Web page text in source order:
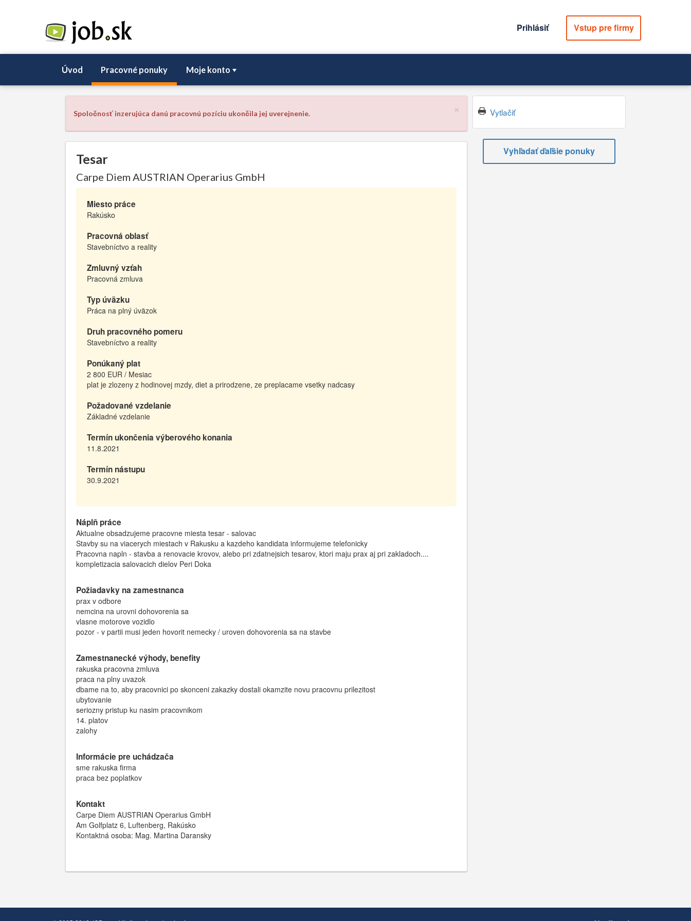
Prihlásiť Vstup pre firmy
Úvod Pracovné ponuky Moje konto
×
Spoločnosť inzerujúca danú pracovnú pozíciu ukončila jej uverejnenie.
Tesar
Carpe Diem AUSTRIAN Operarius GmbH
Miesto práce
Rakúsko
Pracovná oblasť
Stavebníctvo a reality
Zmluvný vzťah
Pracovná zmluva
Typ úväzku
Práca na plný úväzok
Druh pracovného pomeru
Stavebníctvo a reality
Ponúkaný plat
2 800 EUR / Mesiac
plat je zlozeny z hodinovej mzdy, diet a prirodzene, ze preplacame vsetky nadcasy
Požadované vzdelanie
Základné vzdelanie
Termín ukončenia výberového konania
11.8.2021
Termín nástupu
30.9.2021
Náplň práce
Aktualne obsadzujeme pracovne miesta tesar - salovac
Stavby su na viacerych miestach v Rakusku a kazdeho kandidata informujeme telefonicky
Pracovna napln - stavba a renovacie krovov, alebo pri zdatnejsich tesarov, ktori maju prax aj pri zakladoch....
kompletizacia salovacich dielov Peri Doka
Požiadavky na zamestnanca
prax v odbore
nemcina na urovni dohovorenia sa
vlasne motorove vozidlo
pozor - v partii musi jeden hovorit nemecky / uroven dohovorenia sa na stavbe
Zamestnanecké výhody, benefity
rakuska pracovna zmluva
praca na plny uvazok
dbame na to, aby pracovnici po skonceni zakazky dostali okamzite novu pracovnu prilezitost
ubytovanie
seriozny pristup ku nasim pracovnikom
14. platov
zalohy
Informácie pre uchádzača
sme rakuska firma
praca bez poplatkov
Kontakt
Carpe Diem AUSTRIAN Operarius GmbH
Am Golfplatz 6, Luftenberg, Rakúsko
Kontaktná osoba: Mag. Martina Daransky
Vytlačiť
Vyhľadať ďaľšie ponuky